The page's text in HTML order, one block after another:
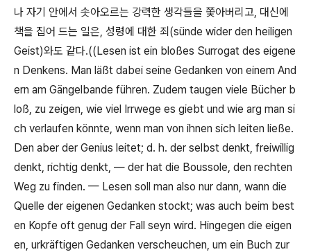
나 자기 안에서 솟아오르는 강력한 생각들을 쫓아버리고, 대신에
책을 집어 드는 일은, 성령에 대한 죄 (sünde wider den heiligen
Geist)와도 같다.((Lesen ist ein bloßes Surrogat des eigene
n Denkens. Man läßt dabei seine Gedanken von einem And
ern am Gängelbande führen. Zudem taugen viele Bücher b
loß, zu zeigen, wie viel Irrwege es giebt und wie arg man si
ch verlaufen könnte, wenn man von ihnen sich leiten ließe.
Den aber der Genius leitet; d. h. der selbst denkt, freiwillig
denkt, richtig denkt, — der hat die Boussole, den rechten
Weg zu finden. — Lesen soll man also nur dann, wann die
Quelle der eigenen Gedanken stockt; was auch beim best
en Kopfe oft genug der Fall seyn wird. Hingegen die eigen
en, urkräftigen Gedanken verscheuchen, um ein Buch zur